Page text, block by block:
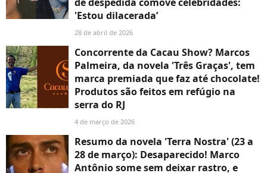
'Estou dilacerada’
28 de abril de 2026
Concorrente da Cacau Show? Marcos
Palmeira, da novela 'Três Graças', tem
marca premiada que faz até chocolate!
Produtos são feitos em refúgio na
serra do RJ
4 de março de 2026
Resumo da novela 'Terra Nostra' (23 a
28 de março): Desaparecido! Marco
Antônio some sem deixar rastro, e